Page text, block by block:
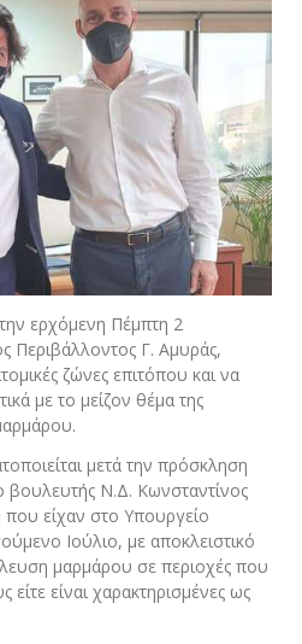
ερχόμενη Πέμπτη 2
Περιβάλλοντος Γ. Αμυράς,
ζώνες επιτόπου και να
με το μείζον θέμα της
μετά την πρόσκληση
Ν.Δ. Κωνσταντίνος
είχαν στο Υπουργείο
Ιούλιο, με αποκλειστικό
μαρμάρου σε περιοχές που
είτε είναι χαρακτηρισμένες ως